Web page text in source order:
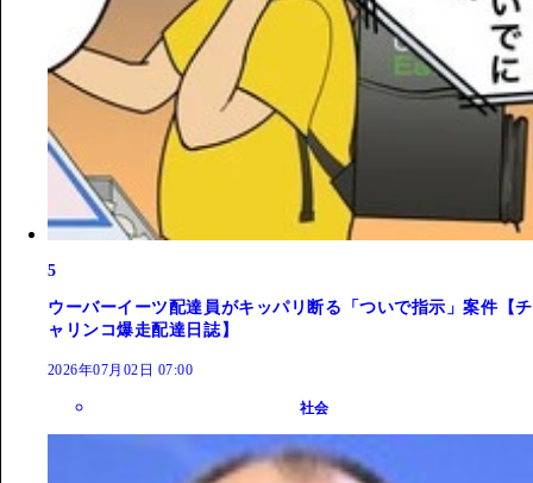
5
ウーバーイーツ配達員がキッパリ断る「ついで指示」案件【チ
ャリンコ爆走配達日誌】
2026年07月02日 07:00
社会